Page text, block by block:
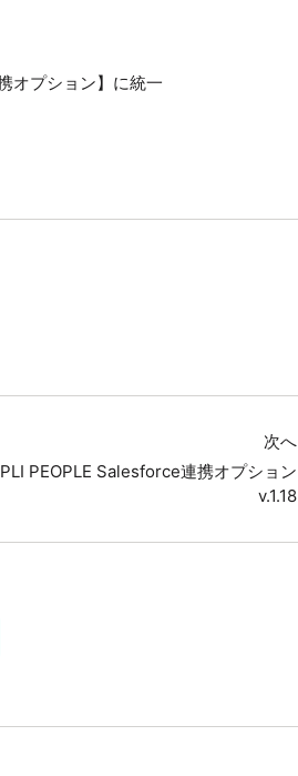
オプション】に統一
次へ
PEOPLE Salesforce連携オプション
v.1.18